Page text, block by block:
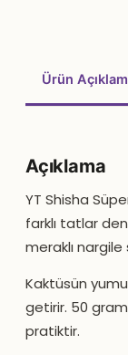
Ürün
Açıklama
YT Shisha
farklı tatlar
meraklı
Kaktüsün
getirir. 50
pratiktir.